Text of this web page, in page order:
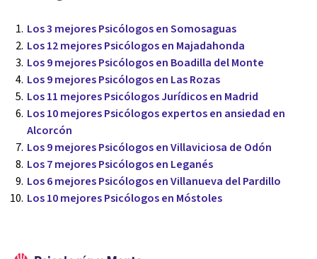
Los 3 mejores Psicólogos en Somosaguas
Los 12 mejores Psicólogos en Majadahonda
Los 9 mejores Psicólogos en Boadilla del Monte
Los 9 mejores Psicólogos en Las Rozas
Los 11 mejores Psicólogos Jurídicos en Madrid
Los 10 mejores Psicólogos expertos en ansiedad en
Alcorcón
Los 9 mejores Psicólogos en Villaviciosa de Odón
Los 7 mejores Psicólogos en Leganés
Los 6 mejores Psicólogos en Villanueva del Pardillo
Los 10 mejores Psicólogos en Móstoles